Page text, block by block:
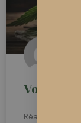
Votre
Réalisez